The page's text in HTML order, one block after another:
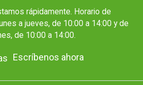
rápidamente. Horario de
a jueves, de 10:00 a 14:00 y de
de 10:00 a 14:00.
Escríbenos ahora